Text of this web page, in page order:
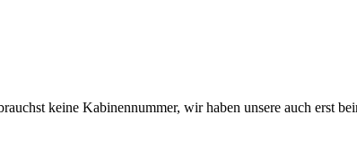
keine Kabinennummer, wir haben unsere auch erst